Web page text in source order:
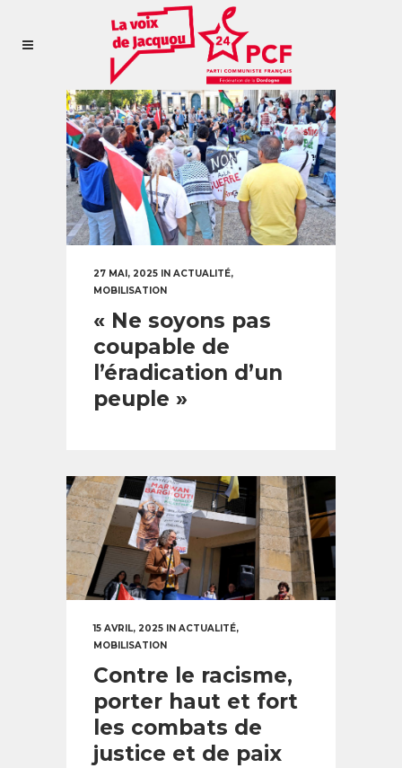
27 MAI, 2025 IN ACTUALITÉ,
MOBILISATION
« Ne soyons pas
coupable de
l’éradication d’un
peuple »
15 AVRIL, 2025 IN ACTUALITÉ,
MOBILISATION
Contre le racisme,
porter haut et fort
les combats de
justice et de paix